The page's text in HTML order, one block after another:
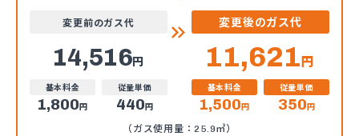
変更前のガス代
14,516円
変更後のガス代
11,621円
基本料金
1,800円
従量単価
440円
基本料金
1,500円
従量単価
350円
（ガス使用量：25.9㎥）